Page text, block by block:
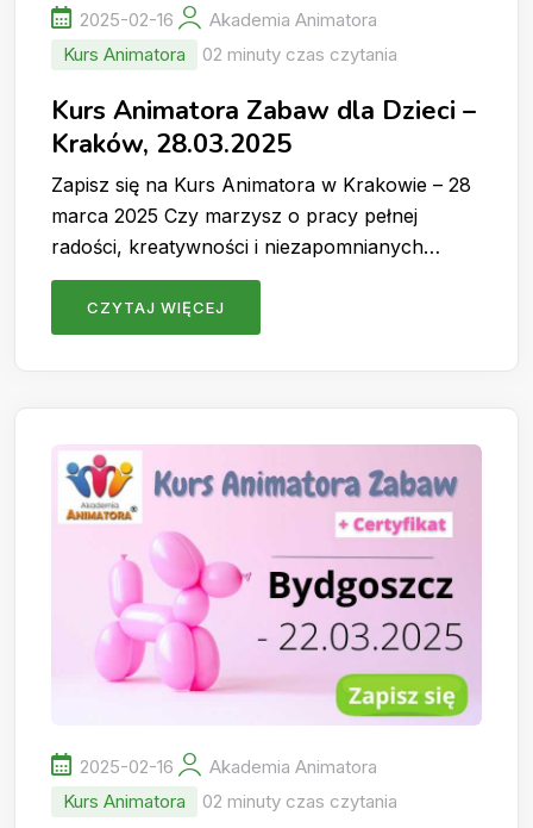
2025-02-16
Akademia Animatora
Kurs Animatora
02 minuty czas czytania
Kurs Animatora Zabaw dla Dzieci –
Kraków, 28.03.2025
Zapisz się na Kurs Animatora w Krakowie – 28
marca 2025 Czy marzysz o pracy pełnej
radości, kreatywności i niezapomnianych…
CZYTAJ WIĘCEJ
2025-02-16
Akademia Animatora
Kurs Animatora
02 minuty czas czytania